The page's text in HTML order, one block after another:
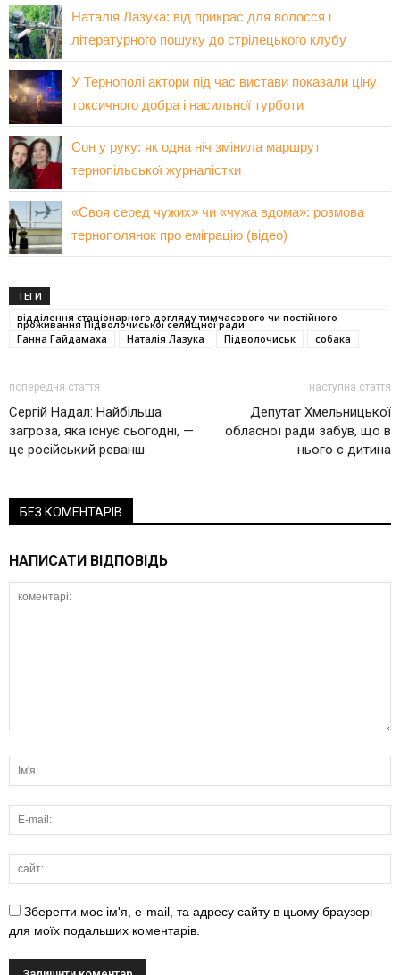
Наталія Лазука: від прикрас для волосся і
літературного пошуку до стрілецького клубу
У Тернополі актори під час вистави показали ціну
токсичного добра і насильної турботи
Сон у руку: як одна ніч змінила маршрут
тернопільської журналістки
«Своя серед чужих» чи «чужа вдома»: розмова
тернополянок про еміграцію (відео)
ТЕГИ
відділення стаціонарного догляду тимчасового чи постійного
проживання Підволочиської селищної ради
Ганна Гайдамаха
Наталія Лазука Підволочиськ собака
попередня стаття
Сергій Надал: Найбільша
загроза, яка існує сьогодні, —
це російський реванш
наступна стаття
Депутат Хмельницької
обласної ради забув, що в
нього є дитина
БЕЗ КОМЕНТАРІВ
НАПИСАТИ ВІДПОВІДЬ
Зберегти моє ім'я, e-mail, та адресу сайту в цьому браузері
для моїх подальших коментарів.